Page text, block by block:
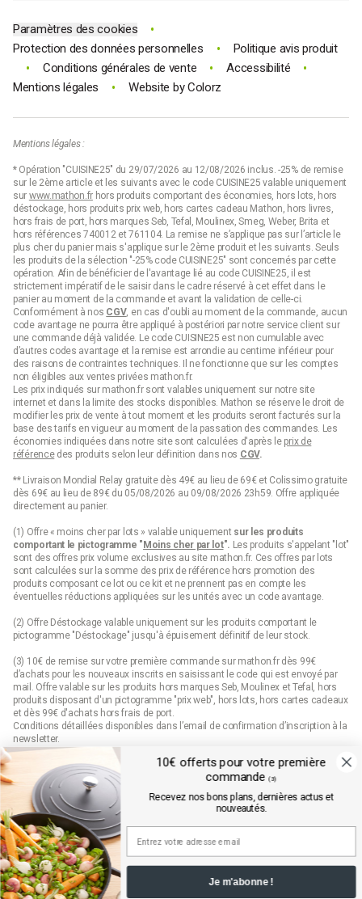
Paramètres des cookies •
Protection des données personnelles • Politique avis produit
• Conditions générales de vente • Accessibilité •
Mentions légales • Website byColorz
Mentions légales :
* Opération "CUISINE25" du 29/07/2026 au 12/08/2026 inclus. -25% de remise
sur le 2ème article et les suivants avec le code CUISINE25 valable uniquement
sur www.mathon.frhors produits comportant des économies, hors lots, hors
déstockage, hors produits prix web, hors cartes cadeau Mathon, hors livres,
hors frais de port, hors marques Seb, Tefal, Moulinex, Smeg, Weber, Brita et
hors références 740012 et 761104. La remise ne s’applique pas sur l’article le
plus cher du panier mais s'applique sur le 2ème produit et les suivants. Seuls
les produits de la sélection "-25% code CUISINE25" sont concernés par cette
opération. Afin de bénéficier de l'avantage lié au code CUISINE25, il est
strictement impératif de le saisir dans le cadre réservé à cet effet dans le
panier au moment de la commande et avant la validation de celle-ci.
Conformément à nos CGV, en cas d'oubli au moment de la commande, aucun
code avantage ne pourra être appliqué à postériori par notre service client sur
une commande déjà validée. Le code CUISINE25 est non cumulable avec
d’autres codes avantage et la remise est arrondie au centime inférieur pour
des raisons de contraintes techniques. Il ne fonctionne que sur les comptes
non éligibles aux ventes privées mathon.fr.
Les prix indiqués sur mathon.fr sont valables uniquement sur notre site
internet et dans la limite des stocks disponibles. Mathon se réserve le droit de
modifier les prix de vente à tout moment et les produits seront facturés sur la
base des tarifs en vigueur au moment de la passation des commandes. Les
économies indiquées dans notre site sont calculées d'après le prix de
référencedes produits selon leur définition dans nos CGV.
** Livraison Mondial Relay gratuite dès 49€ au lieu de 69€ et Colissimo gratuite
dès 69€ au lieu de 89€ du 05/08/2026 au 09/08/2026 23h59. Offre appliquée
directement au panier.
(1) Offre « moins cher par lots » valable uniquement sur les produits
comportant le pictogramme "Moins cher par lot". Les produits s'appelant "lot"
sont des offres prix volume exclusives au site mathon.fr. Ces offres par lots
sont calculées sur la somme des prix de référence hors promotion des
produits composant ce lot ou ce kit et ne prennent pas en compte les
éventuelles réductions appliquées sur les unités avec un code avantage.
(2) Offre Déstockage valable uniquement sur les produits comportant le
pictogramme "Déstockage" jusqu'à épuisement définitif de leur stock.
(3) 10€ de remise sur votre première commande sur mathon.fr dès 99€
d’achats pour les nouveaux inscrits en saisissant le code qui est envoyé par
mail. Offre valable sur les produits hors marques Seb, Moulinex et Tefal, hors
produits disposant d'un pictogramme "prix web", hors lots, hors cartes cadeaux
et dès 99€ d'achats hors frais de port.
Conditions détaillées disponibles dans l’email de confirmation d’inscription à la
newsletter.
(4) Offre « Prix web » valable uniquement sur les produits comportant le
pictogramme "prix web". Les produits indiqués "prix web" sont des offres
exclusives au site mathon.fr. Offre non applicable en magasin ou en catalogue.
Mathon.fr est membre de la FEVAD (fédération du e-commerce et de la vente à
distance)
10€ offerts pour votre première
commande (3)
Recevez nos bons plans, dernières actus et
nouveautés.
Je m'abonne !